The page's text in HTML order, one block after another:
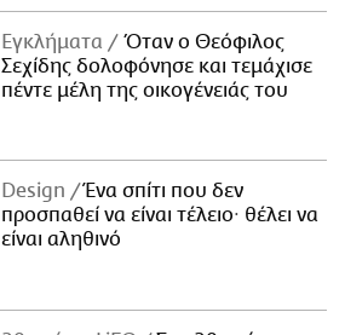
Εγκλήματα
Όταν ο Θεόφιλος
Σεχίδης δολοφόνησε και τεμάχισε
πέντε μέλη της οικογένειάς του
Design
Ένα σπίτι που δεν
προσπαθεί να είναι τέλειο· θέλει να
είναι αληθινό